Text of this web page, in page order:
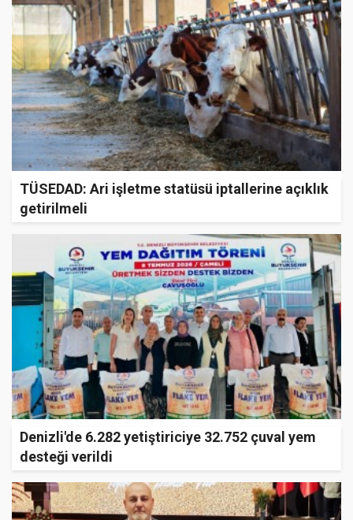
TÜSEDAD: Ari işletme statüsü iptallerine açıklık
getirilmeli
Denizli'de 6.282 yetiştiriciye 32.752 çuval yem
desteği verildi